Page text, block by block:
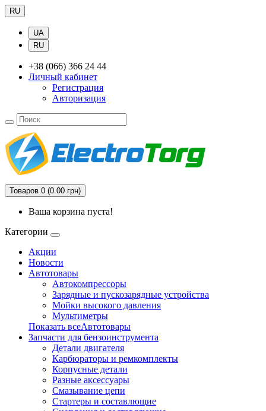
RU
UA
RU
+38 (066) 366 24 44
Личный кабинет
Регистрация
Авторизация
Товаров 0 (0.00 грн)
Ваша корзина пуста!
Категории
Акции
Новости
Автотовары
Автокомпрессоры
Зарядные и пускозарядные устройства
Мойки высокого давления
Мультиметры
Показать всеАвтотовары
Запчасти для бензоинструмента
Детали двигателя
Карбюраторы и ремкомплекты
Корпусные детали
Разные аксессуары
Смазывание цепи
Стартеры и составлющие